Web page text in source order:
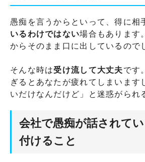
愚痴を言うからといって、得に相
いるわけではない場合もあります
からそのまま口に出しているので
そんな時は受け流して大丈夫です
ぎるとあなたが疲れてしまいます
いだけなんだけど」と迷惑がられ
会社で愚痴が話されて
付けること